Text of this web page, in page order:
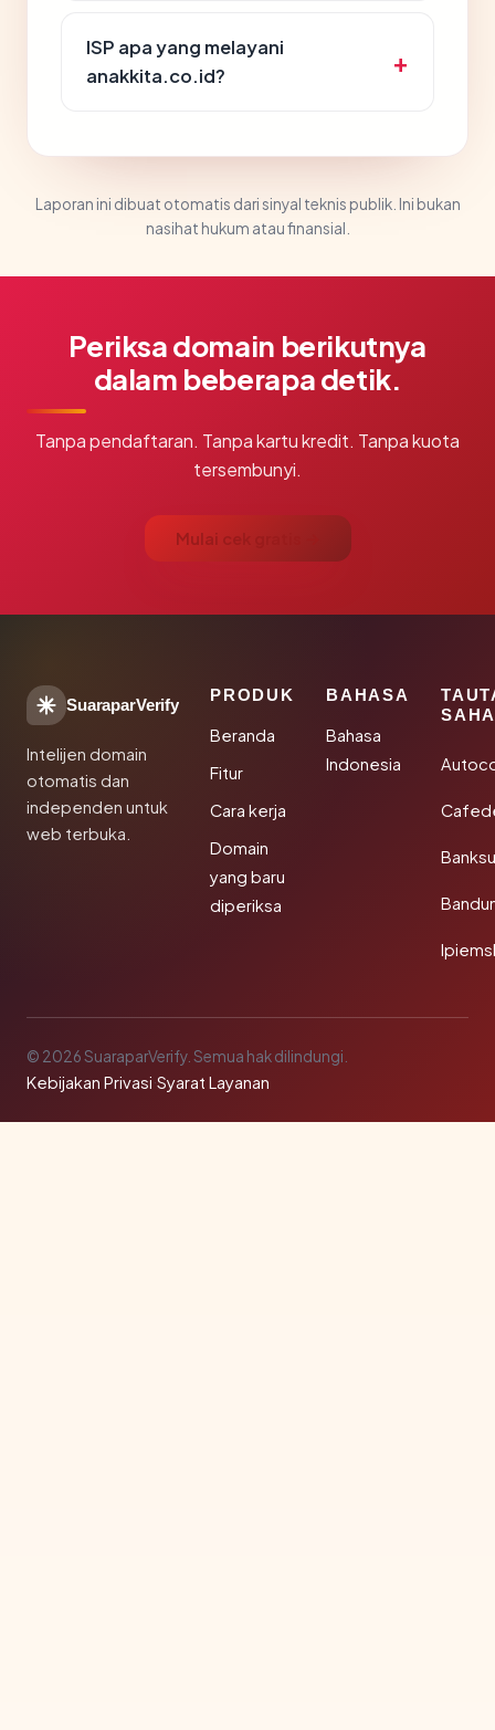
ISP apa yang melayani
anakkita.co.id?
Laporan ini dibuat otomatis dari sinyal teknis publik. Ini bukan
nasihat hukum atau finansial.
Periksa domain berikutnya
dalam beberapa detik.
Tanpa pendaftaran. Tanpa kartu kredit. Tanpa kuota
tersembunyi.
Mulai cek gratis →
SuaraparVerify
Intelijen domain
otomatis dan
independen untuk
web terbuka.
PRODUK
Beranda
Fitur
Cara kerja
Domain
yang baru
diperiksa
BAHASA
Bahasa
Indonesia
© 2026 SuaraparVerify. Semua hak dilindungi.
Kebijakan Privasi·Syarat Layanan